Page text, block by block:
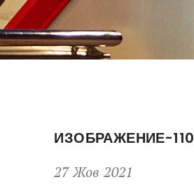
ИЗОБРАЖЕНИЕ-110
27 Жов 2021